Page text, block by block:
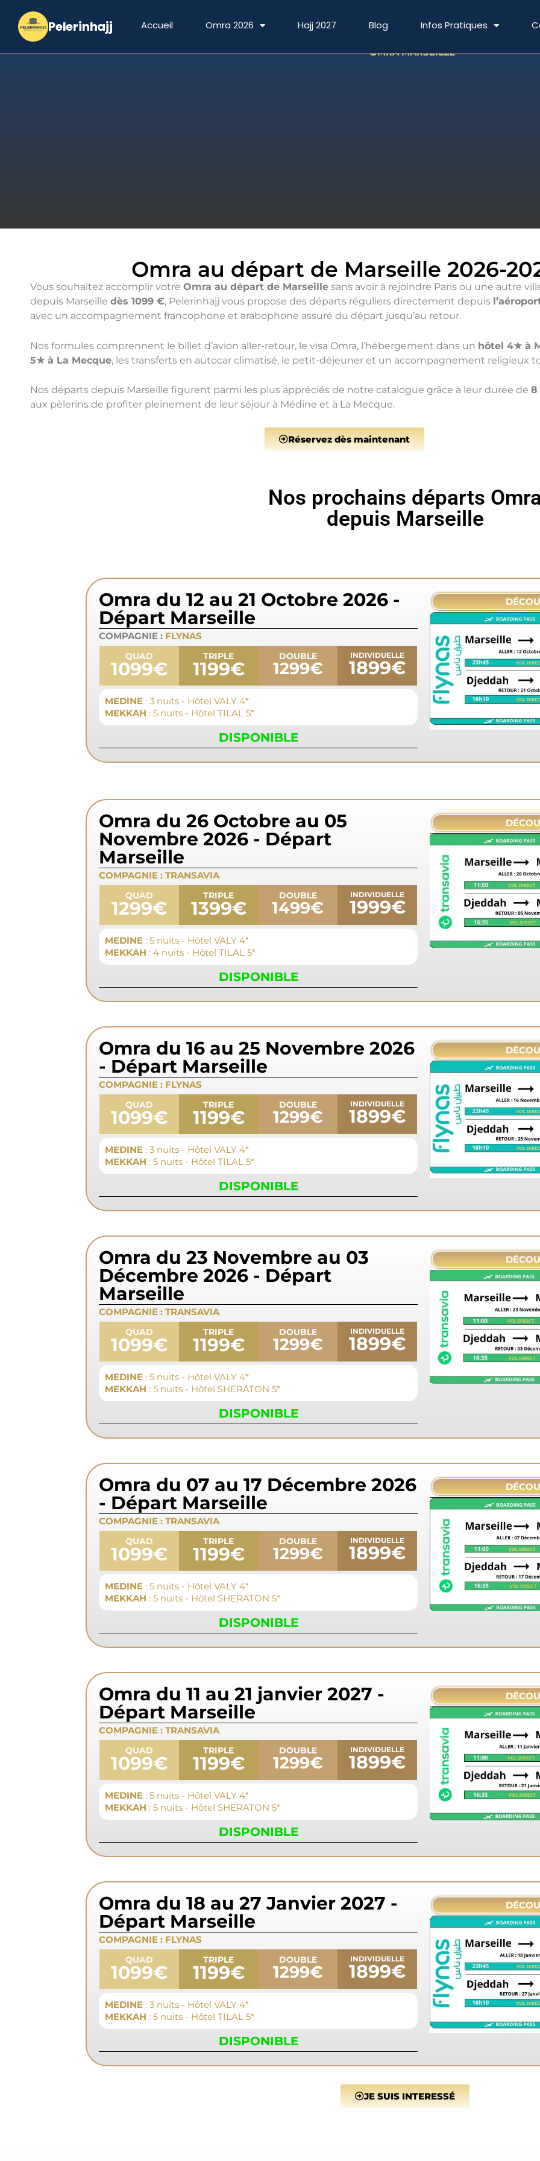
contenu
Accueil Omra 2026 Hajj 2027 Blog Infos Pratiques
OMRA MARSEILLE
Omra au départ de Marseille 2026-
Vous souhaitez accomplir votre Omra au départ de Marseille sans avoir à rejoindre Paris ou une autre
depuis Marseille dès 1099 €, Pelerinhajj vous propose des départs réguliers directement depuis
avec un accompagnement francophone et arabophone assuré du départ jusqu’au retour.
Nos formules comprennent le billet d’avion aller-retour, le visa Omra, l’hébergement dans un hôtel 4★ à
5★ à La Mecque, les transferts en autocar climatisé, le petit-déjeuner et un accompagnement religieux
Nos départs depuis Marseille figurent parmi les plus appréciés de notre catalogue grâce à leur durée de 8
aux pèlerins de profiter pleinement de leur séjour à Médine et à La Mecque.
Réservez dès maintenant
Nos prochains départs
depuis Marseille
Omra du 12 au 21 Octobre 2026 -
Départ Marseille
COMPAGNIE : FLYNAS
QUAD
1099€
TRIPLE
1199€
DOUBLE
1299€
INDIVIDUELLE
1899€
MEDINE : 3 nuits - Hôtel VALY 4*
MEKKAH : 5 nuits - Hôtel TILAL 5*
DISPONIBLE
Omra du 26 Octobre au 05
Novembre 2026 - Départ
Marseille
COMPAGNIE : TRANSAVIA
QUAD
1299€
TRIPLE
1399€
DOUBLE
1499€
INDIVIDUELLE
1999€
MEDINE : 5 nuits - Hôtel VALY 4*
MEKKAH : 4 nuits - Hôtel TILAL 5*
DISPONIBLE
Omra du 16 au 25 Novembre 2026
- Départ Marseille
COMPAGNIE : FLYNAS
QUAD
1099€
TRIPLE
1199€
DOUBLE
1299€
INDIVIDUELLE
1899€
MEDINE : 3 nuits - Hôtel VALY 4*
MEKKAH : 5 nuits - Hôtel TILAL 5*
DISPONIBLE
Omra du 23 Novembre au 03
Décembre 2026 - Départ
Marseille
COMPAGNIE : TRANSAVIA
QUAD
1099€
TRIPLE
1199€
DOUBLE
1299€
INDIVIDUELLE
1899€
MEDINE : 5 nuits - Hôtel VALY 4*
MEKKAH : 5 nuits - Hôtel SHERATON 5*
DISPONIBLE
Omra du 07 au 17 Décembre 2026
- Départ Marseille
COMPAGNIE : TRANSAVIA
QUAD
1099€
TRIPLE
1199€
DOUBLE
1299€
INDIVIDUELLE
1899€
MEDINE : 5 nuits - Hôtel VALY 4*
MEKKAH : 5 nuits - Hôtel SHERATON 5*
DISPONIBLE
Omra du 11 au 21 janvier 2027 -
Départ Marseille
COMPAGNIE : TRANSAVIA
QUAD
1099€
TRIPLE
1199€
DOUBLE
1299€
INDIVIDUELLE
1899€
MEDINE : 5 nuits - Hôtel VALY 4*
MEKKAH : 5 nuits - Hôtel SHERATON 5*
DISPONIBLE
Omra du 18 au 27 Janvier 2027 -
Départ Marseille
COMPAGNIE : FLYNAS
QUAD
1099€
TRIPLE
1199€
DOUBLE
1299€
INDIVIDUELLE
1899€
MEDINE : 3 nuits - Hôtel VALY 4*
MEKKAH : 5 nuits - Hôtel TILAL 5*
DISPONIBLE
JE SUIS INTERESSÉ